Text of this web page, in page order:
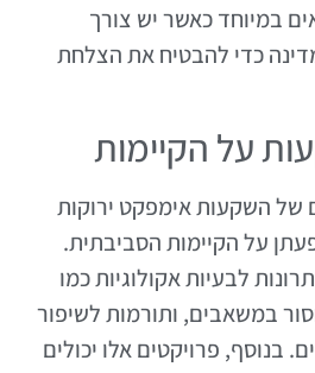
במיוחד כאשר יש צורך
כדי להבטיח את הצלחת
על הקיימות
של השקעות אימפקט ירוקות
על הקיימות הסביבתית.
לבעיות אקולוגיות כמו
במשאבים, ותורמות לשיפור
בנוסף, פרויקטים אלו יכולים